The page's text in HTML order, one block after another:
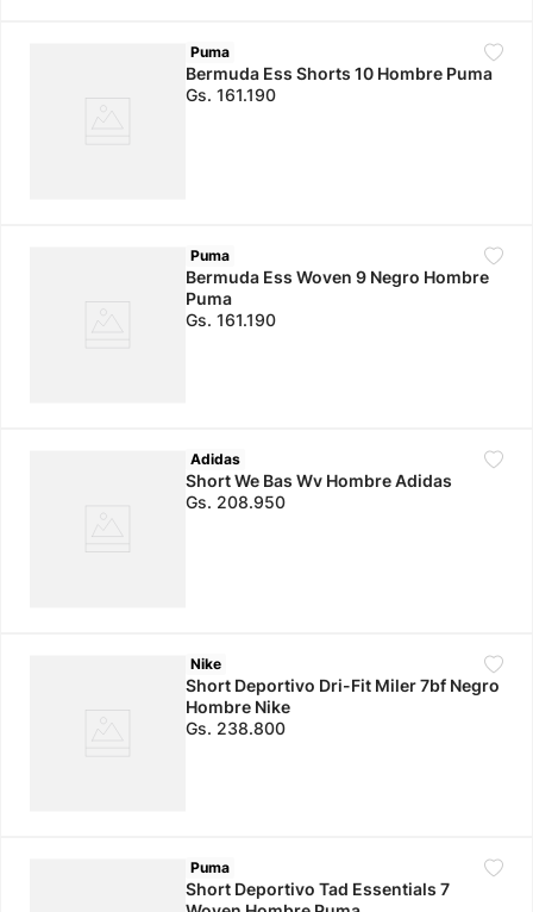
Puma
Bermuda Ess Shorts 10 Hombre Puma
Gs. 161.190
Puma
Bermuda Ess Woven 9 Negro Hombre
Puma
Gs. 161.190
Adidas
Short We Bas Wv Hombre Adidas
Gs. 208.950
Nike
Short Deportivo Dri-Fit Miler 7bf Negro
Hombre Nike
Gs. 238.800
Puma
Short Deportivo Tad Essentials 7